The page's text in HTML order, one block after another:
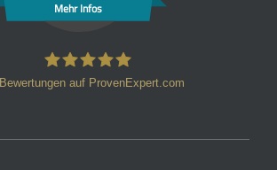
Mehr Infos
Bewertungen auf ProvenExpert.com